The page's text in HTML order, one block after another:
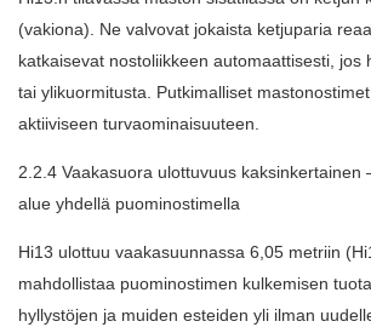
(vakiona). Ne valvovat jokaista ketjuparia
katkaisevat nostoliikkeen automaattisesti, jos
tai ylikuormitusta. Putkimalliset
aktiiviseen turvaominaisuuteen.
2.2.4 Vaakasuora ulottuvuus kaksinkertainen
alue yhdellä puominostimella
Hi13 ulottuu vaakasuunnassa 6,05 metriin
mahdollistaa puominostimen kulkemisen
hyllystöjen ja muiden esteiden yli ilman